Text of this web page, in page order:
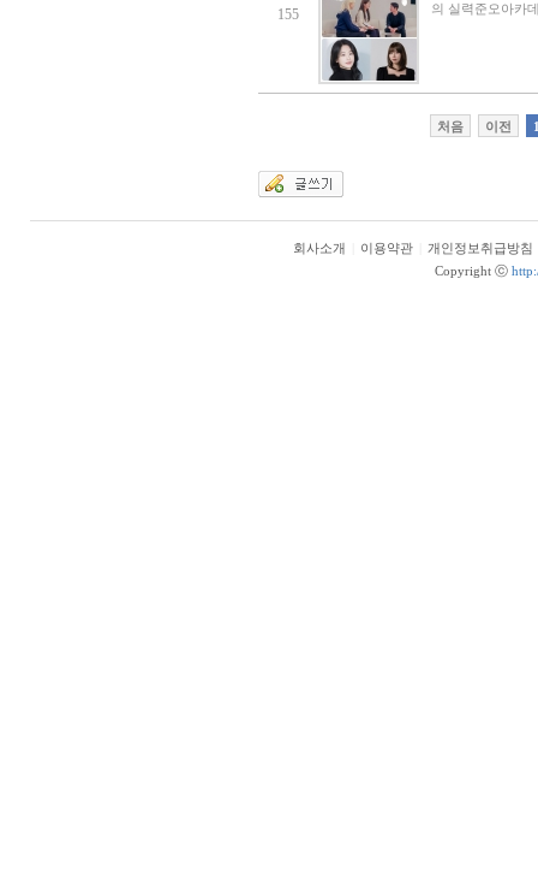
155
의 실력준오아카
처음 이전
회사소개 이용약관
개인정보취급방침
Copyright ⓒ